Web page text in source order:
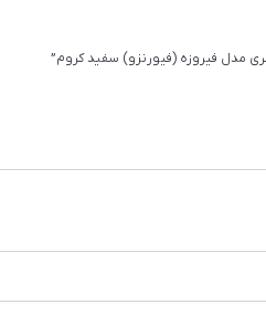
مدل فیروزه (فیورنزو) سفید کروم”